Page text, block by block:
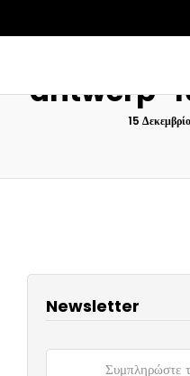
antwerp-
15
Newsletter